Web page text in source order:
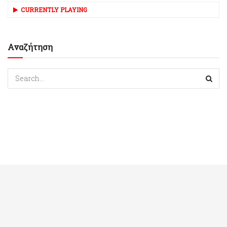
CURRENTLY PLAYING
Αναζήτηση